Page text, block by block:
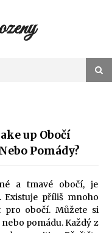
up Obočí
Pomády?
a tmavé obočí, je
Existuje příliš mnoho
pro obočí. Můžete si
pomádu. Každý z